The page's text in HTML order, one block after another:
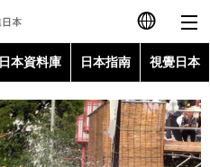
日本語
English
简体字
日本資料庫 日本指南 視覺日本